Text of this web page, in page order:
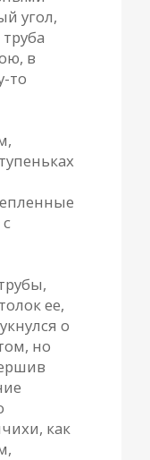
угол,
в
то
ее,
о
но
как